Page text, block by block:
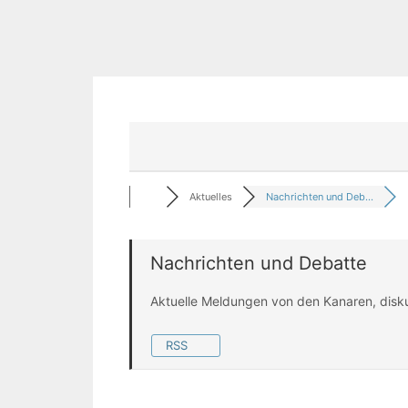
Aktuelles Nachrichten und Deb...
Nachrichten und Debatte
Aktuelle Meldungen von den Kanaren,
RSS